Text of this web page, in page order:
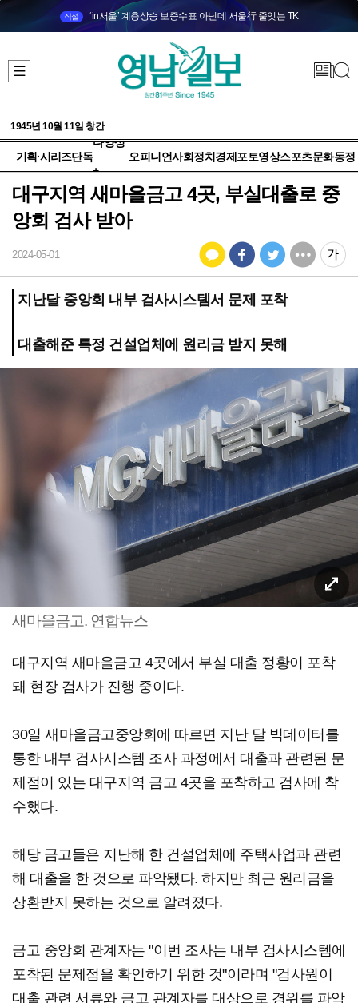
직설 ‘in서울’ 계층상승 보증수표 아닌데 서울行 줄잇는 TK
1945년 10월 11일 창간
기획·시리즈단독
다양성
+
오피니언사회정치 경제 포토영상스포츠문화동정
대구지역 새마을금고 4곳, 부실대출로 중
앙회 검사 받아
2024-05-01
지난달 중앙회 내부 검사시스템서 문제 포착
대출해준 특정 건설업체에 원리금 받지 못해
새마을금고. 연합뉴스
대구지역 새마을금고 4곳에서 부실 대출 정황이 포착
돼 현장 검사가 진행 중이다.
30일 새마을금고중앙회에 따르면 지난 달 빅데이터를
통한 내부 검사시스템 조사 과정에서 대출과 관련된 문
제점이 있는 대구지역 금고 4곳을 포착하고 검사에 착
수했다.
해당 금고들은 지난해 한 건설업체에 주택사업과 관련
해 대출을 한 것으로 파악됐다. 하지만 최근 원리금을
상환받지 못하는 것으로 알려졌다.
금고 중앙회 관계자는 "이번 조사는 내부 검사시스템에
포착된 문제점을 확인하기 위한 것"이라며 "검사원이
대출 관련 서류와 금고 관계자를 대상으로 경위를 파악